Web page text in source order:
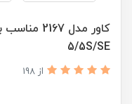
5/5S/SE
از 198